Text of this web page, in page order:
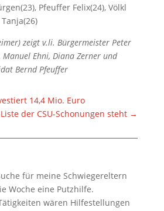
Pfeuffer Felix(24), Völkl
zeigt v.li. Bürgermeister Peter
Manuel Ehni, Diana Zerner und
Bernd Pfeuffer
14,4 Mio. Euro
der CSU-Schonungen steht →
für meine Schwiegereltern
Woche eine Putzhilfe.
wären Hilfestellungen